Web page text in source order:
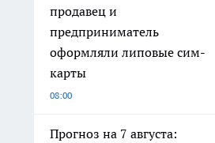
продавец и
предприниматель
оформляли липовые сим-
карты
08:00
Прогноз на 7 августа: